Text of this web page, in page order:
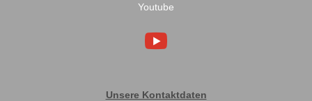
Youtube
Unsere Kontaktdaten